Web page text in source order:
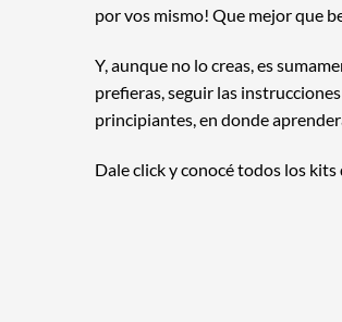
por vos mismo! Que mejor que
Y, aunque no lo creas, es
prefieras, seguir las
principiantes, en donde
Dale click y conocé todos los